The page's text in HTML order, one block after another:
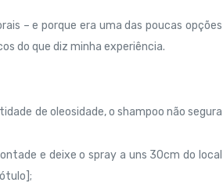
– e porque era uma das poucas opções
do que diz minha experiência.
de oleosidade, o shampoo não segura
e deixe o spray a uns 30cm do local